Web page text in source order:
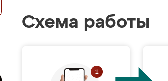
Схема работы